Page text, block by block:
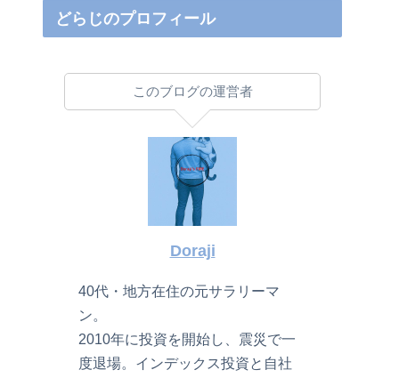
どらじのプロフィール
このブログの運営者
Doraji
40代・地方在住の元サラリーマ
ン。
2010年に投資を開始し、震災で一
度退場。インデックス投資と自社